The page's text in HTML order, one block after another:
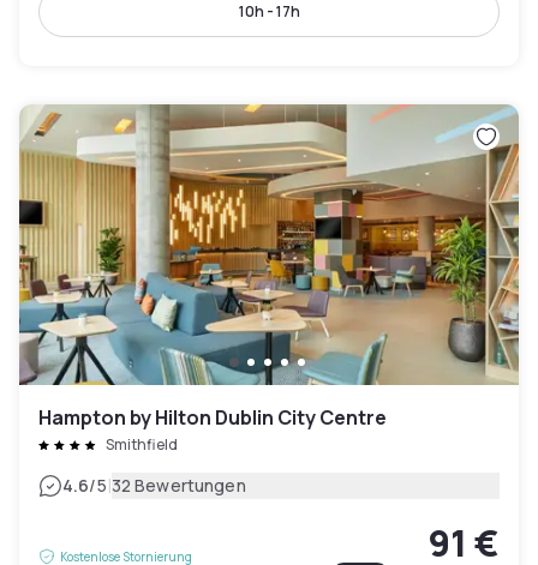
10h - 17h
Hampton by Hilton Dublin City Centre
Smithfield
4.6/5|32 Bewertungen
Kostenlose Stornierung
91 €